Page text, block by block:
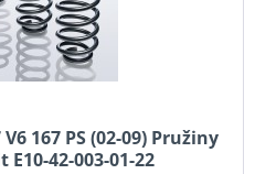
167 PS (02-09) Pružiny
42-003-01-22